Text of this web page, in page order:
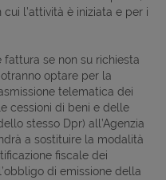
l’attività è iniziata e per i
fattura se non su richiesta
optare per la
telematica dei
cessioni di beni e delle
stesso Dpr) all’Agenzia
a sostituire la modalità
fiscale dei
di emissione della